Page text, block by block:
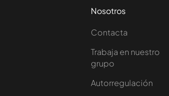
Nosotros
Contacta
Trabaja en nuestro
grupo
Autorregulación